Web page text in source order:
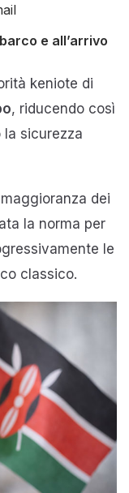
e all’arrivo
keniote di
, riducendo così
la sicurezza
dei
la norma per
le
classico.